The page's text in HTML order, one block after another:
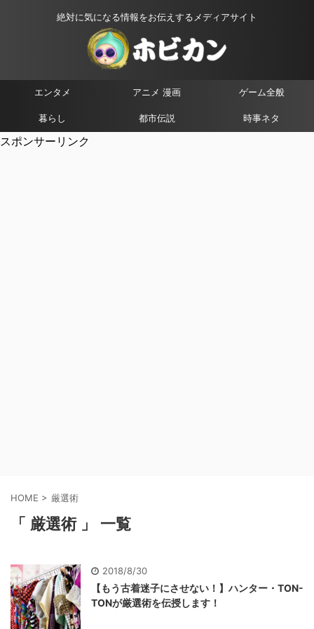
絶対に気になる情報をお伝えするメディアサイト
エンタメ アニメ 漫画 ゲーム全般
暮らし 都市伝説 時事ネタ
スポンサーリンク
HOME > 厳選術
「 厳選術 」 一覧
2018/8/30
【もう古着迷子にさせない！】ハンター・TON-
TONが厳選術を伝授します！